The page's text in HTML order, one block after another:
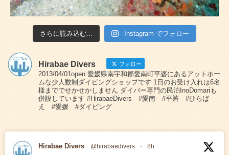
さらに読み込む... Instagram でフォロー
Hirabae Divers フォロー
2013/04/01open 愛媛県南宇和郡愛南町平碆にあるアットホー
ムな少人数制ダイビングショップです 1日のお受け入れは6名
様まででせかせかしません ダイバー専門の民泊InoDomariも
併設しています #HirabaeDivers #愛南 #平碆 #ひらば
え #愛媛 #ダイビング
Hirabae Divers @hirabaedivers · 8h